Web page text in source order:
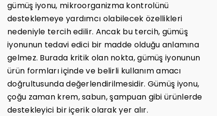
gümüş iyonu, mikroorganizma kontrolünü
desteklemeye yardımcı olabilecek özellikleri
nedeniyle tercih edilir. Ancak bu tercih, gümüş
iyonunun tedavi edici bir madde olduğu anlamına
gelmez. Burada kritik olan nokta, gümüş iyonunun
ürün formları içinde ve belirli kullanım amacı
doğrultusunda değerlendirilmesidir. Gümüş iyonu,
çoğu zaman krem, sabun, şampuan gibi ürünlerde
destekleyici bir içerik olarak yer alır.